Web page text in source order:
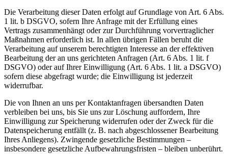
Die Verarbeitung dieser Daten erfolgt auf Grundlage von Art. 6 Abs.
1 lit. b DSGVO, sofern Ihre Anfrage mit der Erfüllung eines
Vertrags zusammenhängt oder zur Durchführung vorvertraglicher
Maßnahmen erforderlich ist. In allen übrigen Fällen beruht die
Verarbeitung auf unserem berechtigten Interesse an der effektiven
Bearbeitung der an uns gerichteten Anfragen (Art. 6 Abs. 1 lit. f
DSGVO) oder auf Ihrer Einwilligung (Art. 6 Abs. 1 lit. a DSGVO)
sofern diese abgefragt wurde; die Einwilligung ist jederzeit
widerrufbar.
Die von Ihnen an uns per Kontaktanfragen übersandten Daten
verbleiben bei uns, bis Sie uns zur Löschung auffordern, Ihre
Einwilligung zur Speicherung widerrufen oder der Zweck für die
Datenspeicherung entfällt (z. B. nach abgeschlossener Bearbeitung
Ihres Anliegens). Zwingende gesetzliche Bestimmungen –
insbesondere gesetzliche Aufbewahrungsfristen – bleiben unberührt.